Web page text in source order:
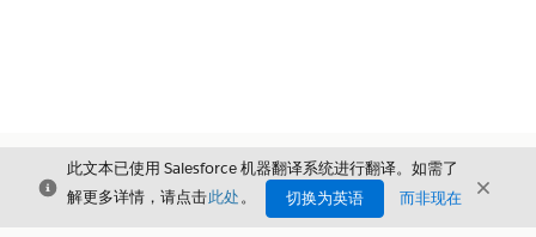
关闭
此文本已使用 Salesforce 机器翻译系统进行翻译。如需了
解更多详情，请点击此处。 切换为英语 而非现在 关闭